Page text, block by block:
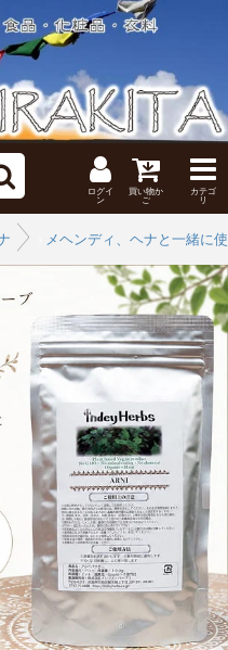
ログイ
ン
買い物か
ご
カテゴ
リ
タトゥー）メヘンディ、ヘナと一緒に